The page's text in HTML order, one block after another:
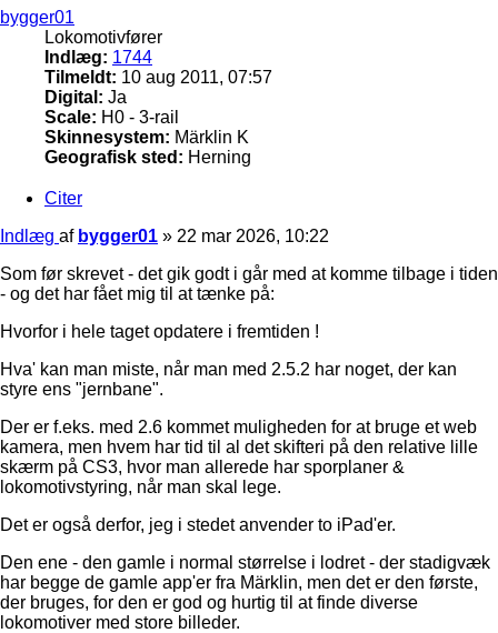
bygger01
Lokomotivfører
Indlæg: 1744
Tilmeldt: 10 aug 2011, 07:57
Digital: Ja
Scale: H0 - 3-rail
Skinnesystem: Märklin K
Geografisk sted: Herning
Citer
Indlæg af bygger01 » 22 mar 2026, 10:22
Som før skrevet - det gik godt i går med at komme tilbage i tiden
- og det har fået mig til at tænke på:
Hvorfor i hele taget opdatere i fremtiden !
Hva' kan man miste, når man med 2.5.2 har noget, der kan
styre ens "jernbane".
Der er f.eks. med 2.6 kommet muligheden for at bruge et web
kamera, men hvem har tid til al det skifteri på den relative lille
skærm på CS3, hvor man allerede har sporplaner &
lokomotivstyring, når man skal lege.
Det er også derfor, jeg i stedet anvender to iPad'er.
Den ene - den gamle i normal størrelse i lodret - der stadigvæk
har begge de gamle app'er fra Märklin, men det er den første,
der bruges, for den er god og hurtig til at finde diverse
lokomotiver med store billeder.